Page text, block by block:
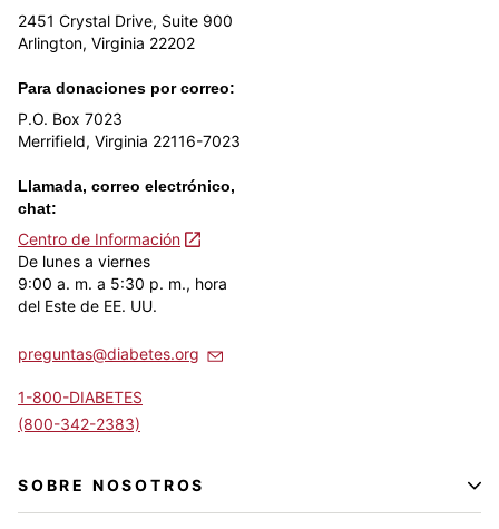
2451 Crystal Drive, Suite 900
Arlington, Virginia 22202
Para donaciones por correo:
P.O. Box 7023
Merrifield, Virginia 22116-7023
Llamada, correo electrónico,
chat:
Centro de Información
De lunes a viernes
9:00 a. m. a 5:30 p. m., hora
del Este de EE. UU.
preguntas@diabetes.org
1-800-DIABETES
(800-342-2383)
SOBRE NOSOTROS